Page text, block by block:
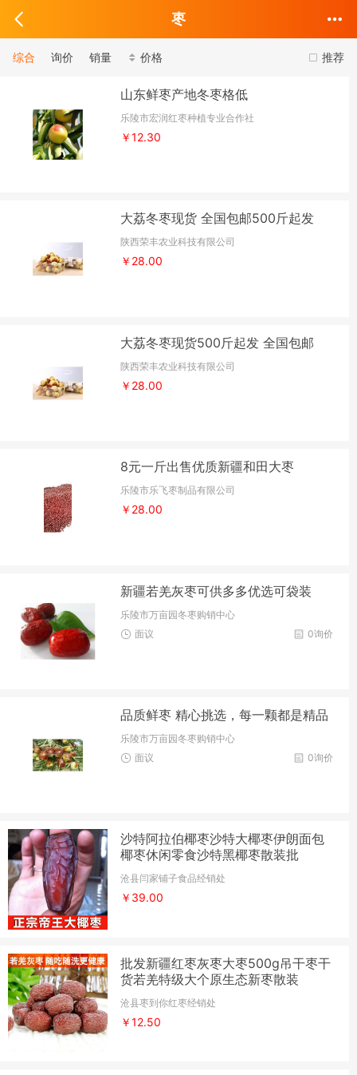
枣
推荐
综合 询价 销量 价格
山东鲜枣产地冬枣格低
乐陵市宏润红枣种植专业合作社
￥12.30
大荔冬枣现货 全国包邮500斤起发
陕西荣丰农业科技有限公司
￥28.00
大荔冬枣现货500斤起发 全国包邮
陕西荣丰农业科技有限公司
￥28.00
8元一斤出售优质新疆和田大枣
乐陵市乐飞枣制品有限公司
￥28.00
新疆若羌灰枣可供多多优选可袋装
乐陵市万亩园冬枣购销中心
0询价
面议
品质鲜枣 精心挑选，每一颗都是精品
乐陵市万亩园冬枣购销中心
0询价
面议
沙特阿拉伯椰枣沙特大椰枣伊朗面包
椰枣休闲零食沙特黑椰枣散装批
沧县闫家铺子食品经销处
￥39.00
批发新疆红枣灰枣大枣500g吊干枣干
货若羌特级大个原生态新枣散装
沧县枣到你红枣经销处
￥12.50